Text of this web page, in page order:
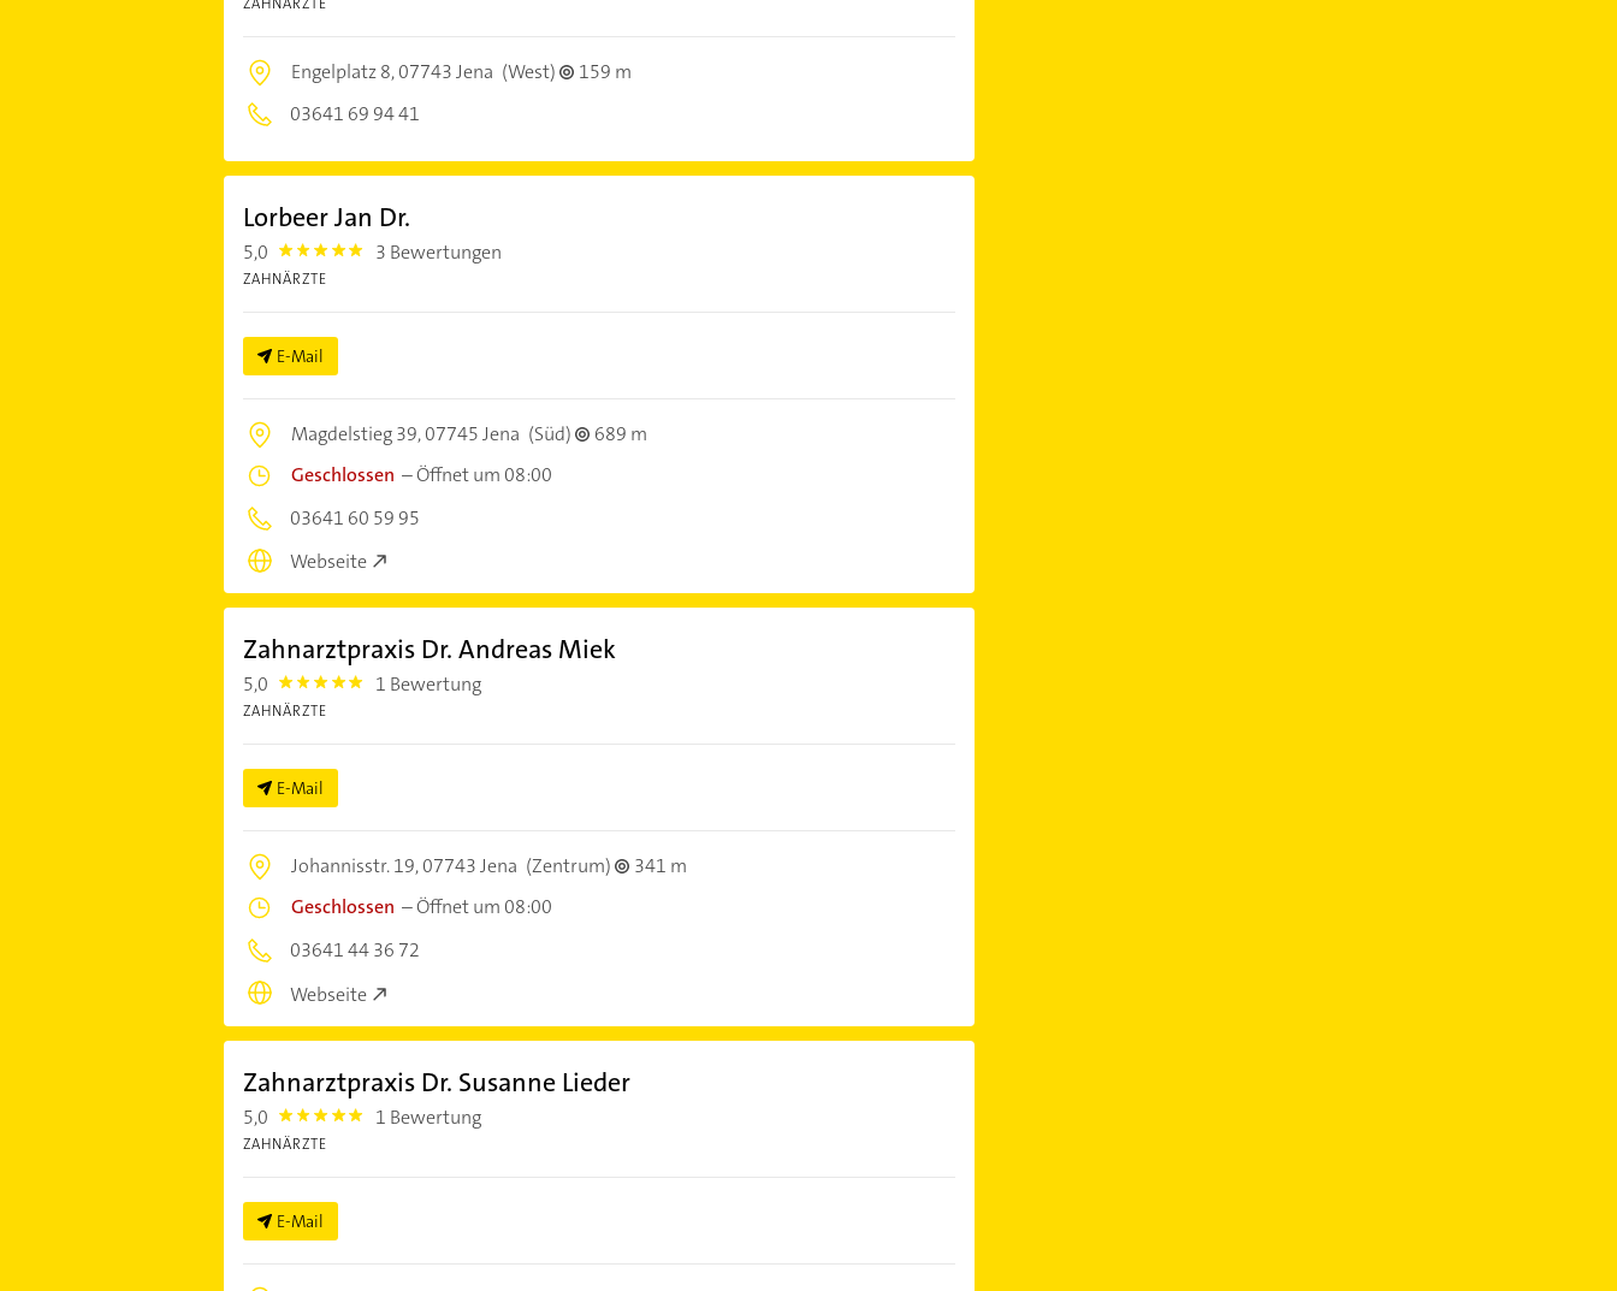
Engelplatz 8,07743 Jena (West)
159 m
03641 69 94 41
Lorbeer Jan Dr.
5,0 5.0 3 Bewertungen
ZAHNÄRZTE
E-Mail
Magdelstieg 39,07745 Jena (Süd)
689 m
Geschlossen –Öffnet um 08:00
03641 60 59 95
Webseite
Zahnarztpraxis Dr. Andreas Miek
5,0 5.0 1 Bewertung
ZAHNÄRZTE
E-Mail
Johannisstr. 19,07743 Jena (Zentrum)
341 m
Geschlossen –Öffnet um 08:00
03641 44 36 72
Webseite
Zahnarztpraxis Dr. Susanne Lieder
5,0 5.0 1 Bewertung
ZAHNÄRZTE
E-Mail